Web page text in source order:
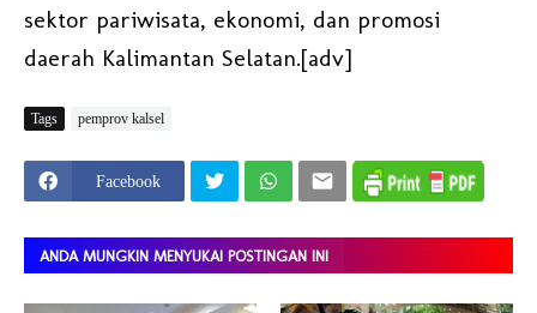
sektor pariwisata, ekonomi, dan promosi
daerah Kalimantan Selatan.[adv]
Tags pemprov kalsel
Facebook
ANDA MUNGKIN MENYUKAI POSTINGAN INI